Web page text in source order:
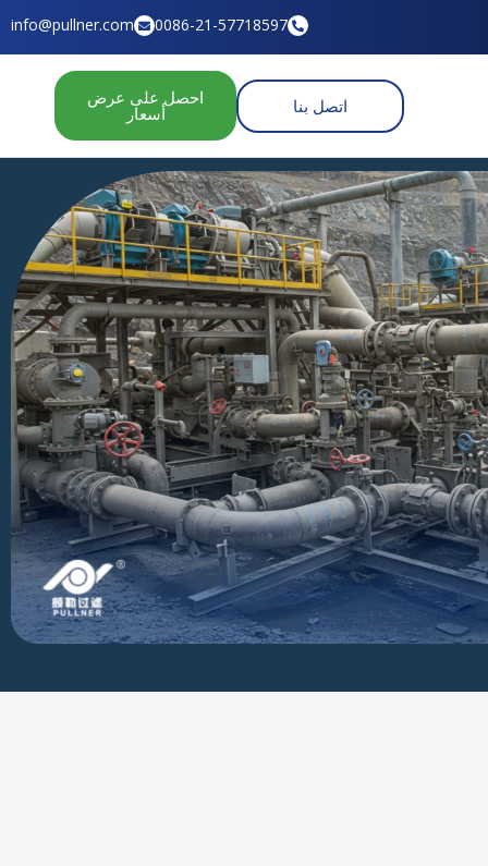
0086-21-57718597
info@pullner.com
اتصل بنا احصل على عرض
أسعار